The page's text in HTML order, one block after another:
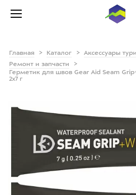
Главная Каталог
Аксессуары
Ремонт и запчасти
Герметик для швов Gear Aid Seam
2x7 г